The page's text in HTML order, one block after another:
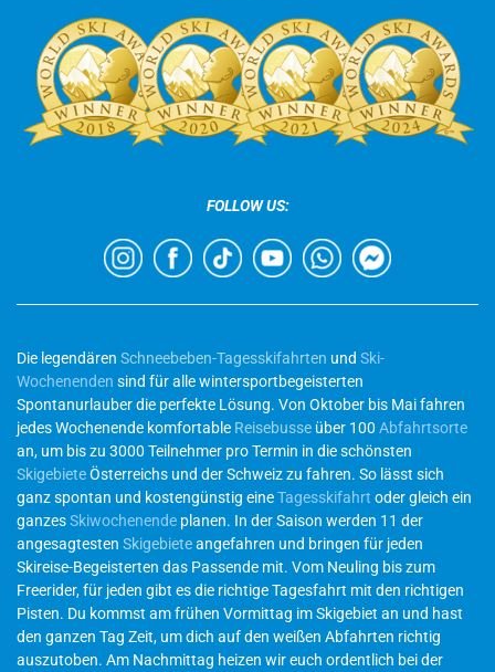
FOLLOW US:
Die legendären Schneebeben-Tagesskifahrten und Ski-
Wochenenden sind für alle wintersportbegeisterten
Spontanurlauber die perfekte Lösung. Von Oktober bis Mai fahren
jedes Wochenende komfortable Reisebusse über 100 Abfahrtsorte
an, um bis zu 3000 Teilnehmer pro Termin in die schönsten
SkigebieteÖsterreichs und der Schweiz zu fahren. So lässt sich
ganz spontan und kostengünstig eineTagesskifahrt oder gleich ein
ganzesSkiwochenende planen. In der Saison werden 11 der
angesagtesten Skigebieteangefahren und bringen für jeden
Skireise-Begeisterten das Passende mit. Vom Neuling bis zum
Freerider, für jeden gibt es die richtige Tagesfahrt mit den richtigen
Pisten. Du kommst am frühen Vormittag im Skigebiet an und hast
den ganzen Tag Zeit, um dich auf den weißen Abfahrten richtig
auszutoben. Am Nachmittag heizen wir euch ordentlich bei der